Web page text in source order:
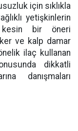
için sıklıkla
yetişkinlerin
bir öneri
ve kalp damar
ilaç kullanan
dikkatli
danışmaları